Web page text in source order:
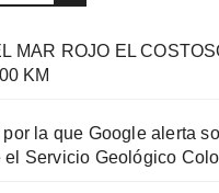
MAR ROJO EL
KM
la que Google alerta
el Servicio Geológico